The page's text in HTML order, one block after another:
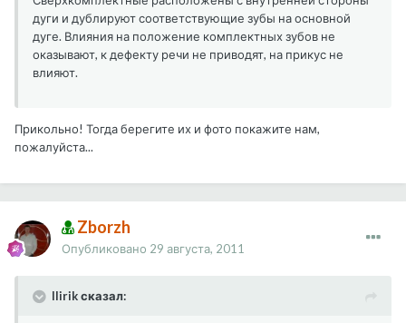
дуги и дублируют соответствующие зубы на основной
дуге. Влияния на положение комплектных зубов не
оказывают, к дефекту речи не приводят, на прикус не
влияют.
Прикольно! Тогда берегите их и фото покажите нам,
пожалуйста...
Zborzh
Опубликовано 29 августа, 2011
llirik сказал: